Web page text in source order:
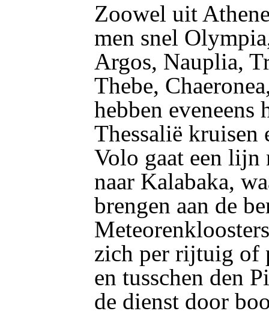
Zoowel uit
men snel
Argos, Nauplia,
Thebe,
hebben
Thessalië kruisen
Volo gaat een lijn
naar Kalabaka,
brengen aan de
zich per rijtuig of
en tusschen den
de dienst door